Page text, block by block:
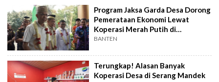
Program Jaksa Garda Desa Dorong
Pemerataan Ekonomi Lewat
Koperasi Merah Putih di
Tangerang
BANTEN
Terungkap! Alasan Banyak
Koperasi Desa di Serang Mandek